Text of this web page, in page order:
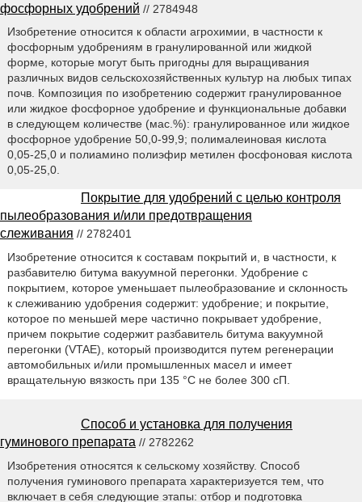
фосфорных удобрений // 2784948
Изобретение относится к области агрохимии, в частности к
фосфорным удобрениям в гранулированной или жидкой
форме, которые могут быть пригодны для выращивания
различных видов сельскохозяйственных культур на любых типах
почв. Композиция по изобретению содержит гранулированное
или жидкое фосфорное удобрение и функциональные добавки
в следующем количестве (мас.%): гранулированное или жидкое
фосфорное удобрение 50,0-99,9; полималеиновая кислота
0,05-25,0 и полиамино полиэфир метилен фосфоновая кислота
0,05-25,0.
Покрытие для удобрений с целью контроля
пылеобразования и/или предотвращения
слеживания // 2782401
Изобретение относится к составам покрытий и, в частности, к
разбавителю битума вакуумной перегонки. Удобрение с
покрытием, которое уменьшает пылеобразование и склонность
к слеживанию удобрения содержит: удобрение; и покрытие,
которое по меньшей мере частично покрывает удобрение,
причем покрытие содержит разбавитель битума вакуумной
перегонки (VTAE), который производится путем регенерации
автомобильных и/или промышленных масел и имеет
вращательную вязкость при 135 °C не более 300 сП.
Способ и установка для получения
гуминового препарата // 2782262
Изобретения относятся к сельскому хозяйству. Способ
получения гуминового препарата характеризуется тем, что
включает в себя следующие этапы: отбор и подготовка